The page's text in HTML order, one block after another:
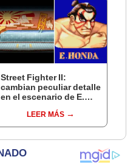
Street Fighter II:
cambian peculiar detalle
en el escenario de E.
LEER MÁS